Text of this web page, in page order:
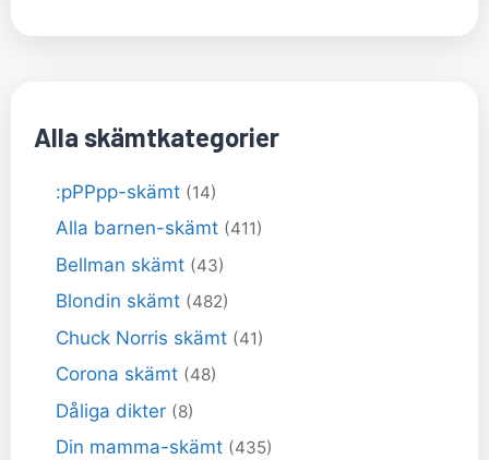
Alla skämtkategorier
:pPPpp-skämt (14)
Alla barnen-skämt (411)
Bellman skämt (43)
Blondin skämt (482)
Chuck Norris skämt (41)
Corona skämt (48)
Dåliga dikter (8)
Din mamma-skämt (435)